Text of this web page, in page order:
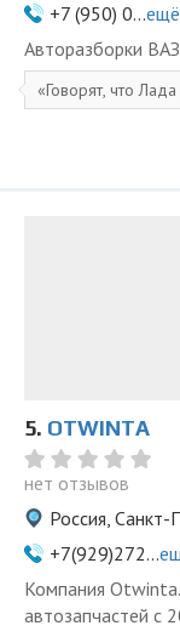
+7 (950) 0...ещё
Авторазборки
Говорят, что
5. OTWINTA
нет отзывов
Россия, Санкт-
+7(929)272...
Компания
автозапчастей с